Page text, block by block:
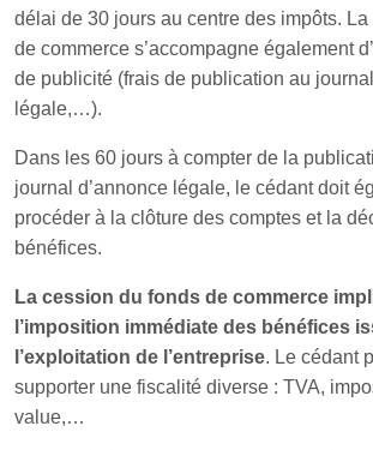
délai de 30 jours au centre des impôts.
de commerce s’accompagne également
de publicité (frais de publication au
légale,…).
Dans les 60 jours à compter de la
journal d’annonce légale, le cédant doit
procéder à la clôture des comptes et la
bénéfices.
La cession du fonds de commerce
l’imposition immédiate des bénéfices
l’exploitation de l’entreprise. Le cédant
supporter une fiscalité diverse : TVA,
value,…